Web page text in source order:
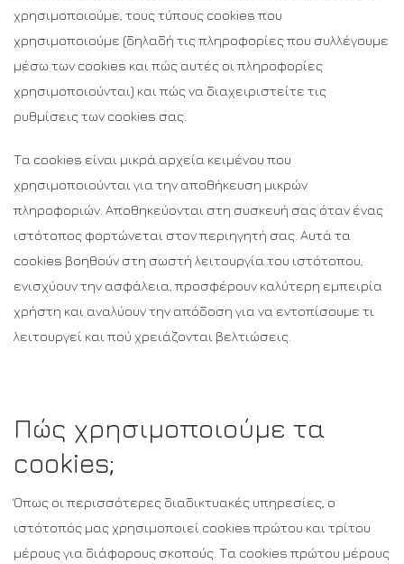
χρησιμοποιούμε, τους τύπους cookies που
χρησιμοποιούμε (δηλαδή τις πληροφορίες που συλλέγουμε
μέσω των cookies και πώς αυτές οι πληροφορίες
χρησιμοποιούνται) και πώς να διαχειριστείτε τις
ρυθμίσεις των cookies σας.
Τα cookies είναι μικρά αρχεία κειμένου που
χρησιμοποιούνται για την αποθήκευση μικρών
πληροφοριών. Αποθηκεύονται στη συσκευή σας όταν ένας
ιστότοπος φορτώνεται στον περιηγητή σας. Αυτά τα
cookies βοηθούν στη σωστή λειτουργία του ιστότοπου,
ενισχύουν την ασφάλεια, προσφέρουν καλύτερη εμπειρία
χρήστη και αναλύουν την απόδοση για να εντοπίσουμε τι
λειτουργεί και πού χρειάζονται βελτιώσεις.
Πώς χρησιμοποιούμε τα
cookies;
Όπως οι περισσότερες διαδικτυακές υπηρεσίες, ο
ιστότοπός μας χρησιμοποιεί cookies πρώτου και τρίτου
μέρους για διάφορους σκοπούς. Τα cookies πρώτου μέρους